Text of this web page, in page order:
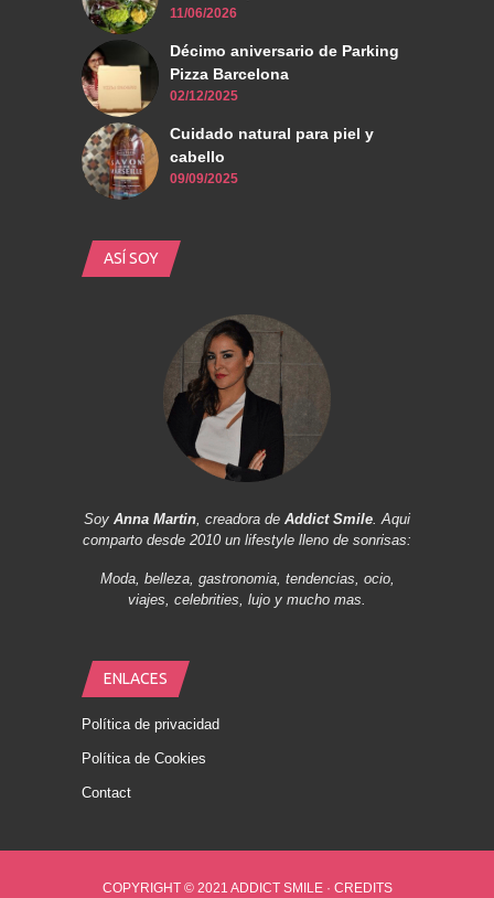
11/06/2026
Décimo aniversario de Parking
Pizza Barcelona
02/12/2025
Cuidado natural para piel y
cabello
09/09/2025
ASÍ SOY
Soy Anna Martin, creadora de Addict Smile. Aqui
comparto desde 2010 un lifestyle lleno de sonrisas:
Moda, belleza, gastronomia, tendencias, ocio,
viajes, celebrities, lujo y mucho mas.
ENLACES
Política de privacidad
Política de Cookies
Contact
COPYRIGHT © 2021 ADDICT SMILE · CREDITS